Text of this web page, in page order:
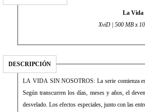
La Vida
XviD | 500 MB x
DESCRIPCIÓN
LA VIDA SIN NOSOTROS: La serie comienza
Según transcurren los días, meses y años, el
desvelado. Los efectos especiales, junto con las